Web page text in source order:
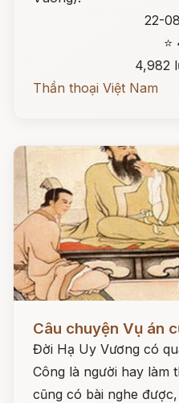
22-
⭐
4,982
Thần thoại Việt Nam
Câu chuyện Vụ án
Đời Hạ Uy Vương có
Công là người hay làm
cũng có bài nghe